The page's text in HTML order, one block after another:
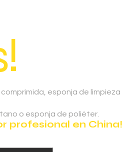
esponja de limpieza
o esponja de poliéter.
profesional en China!